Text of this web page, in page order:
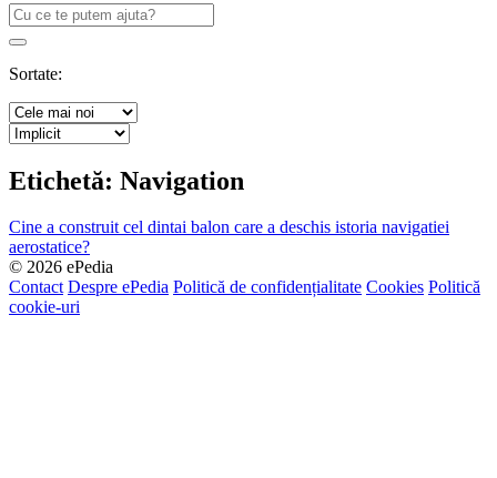
Caută
după:
Search
Sortate:
Etichetă: Navigation
Cine a construit cel dintai balon care a deschis istoria navigatiei
aerostatice?
© 2026 ePedia
Contact Despre ePedia Politică de confidențialitate Cookies Politică
cookie-uri